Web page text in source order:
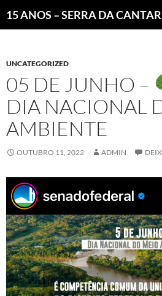
UNCATEGORIZED
05 DE JUNHO –
DIA NACIONAL
AMBIENTE
OUTUBRO 11, 2022 ADMIN